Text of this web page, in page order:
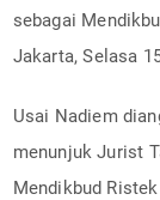
sebagai
Jakarta, Selasa
Usai Nadiem
menunjuk Jurist
Mendikbud